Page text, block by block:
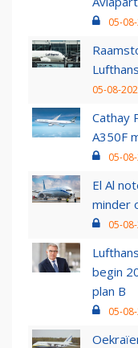
05-
05-08-
Cathay
A350F
05-
El Al
minder
05-
begin
plan B
05-